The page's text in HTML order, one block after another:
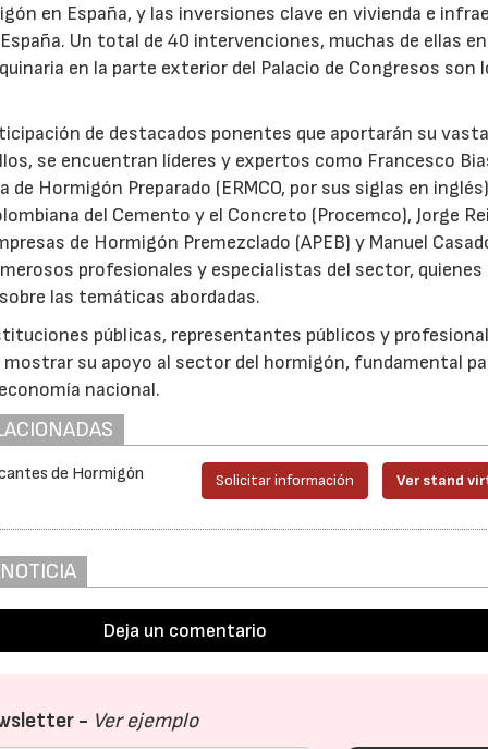
en España, y las inversiones clave en vivienda e
Un total de 40 intervenciones, muchas de ellas
en la parte exterior del Palacio de Congresos son
de destacados ponentes que aportarán su
se encuentran líderes y expertos como Francesco
de Hormigón Preparado (ERMCO, por sus siglas en
del Cemento y el Concreto (Procemco), Jorge
de Hormigón Premezclado (APEB) y Manuel
profesionales y especialistas del sector,
las temáticas abordadas.
públicas, representantes públicos y
su apoyo al sector del hormigón, fundamental
nacional.
de Hormigón
Solicitar información Ver stand
Deja un comentario
- Ver ejemplo